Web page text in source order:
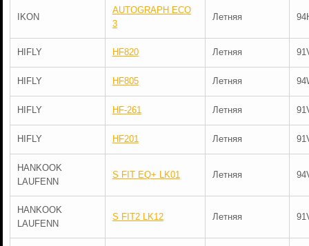
IKON
AUTOGRAPH ECO
3
Летняя
HIFLY HF820 Летняя
HIFLY HF805 Летняя
HIFLY HF-261 Летняя
HIFLY HF201 Летняя
HANKOOK
LAUFENN
S FIT EQ+ LK01 Летняя
HANKOOK
LAUFENN
S FIT2 LK12 Летняя